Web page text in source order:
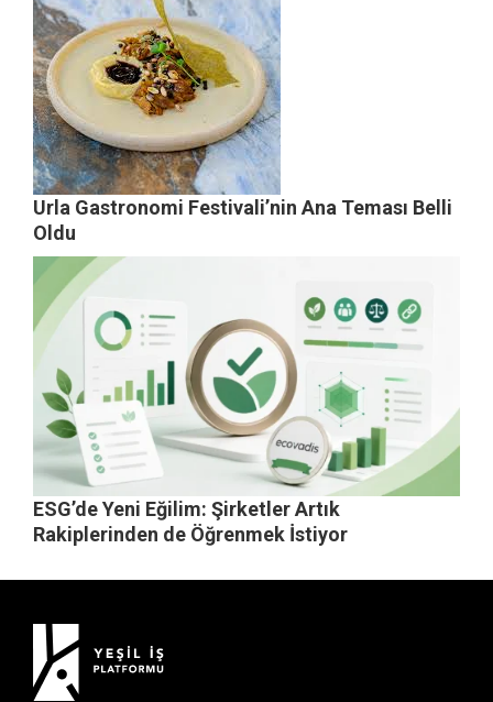
Urla Gastronomi Festivali’nin Ana Teması Belli
Oldu
ESG’de Yeni Eğilim: Şirketler Artık
Rakiplerinden de Öğrenmek İstiyor